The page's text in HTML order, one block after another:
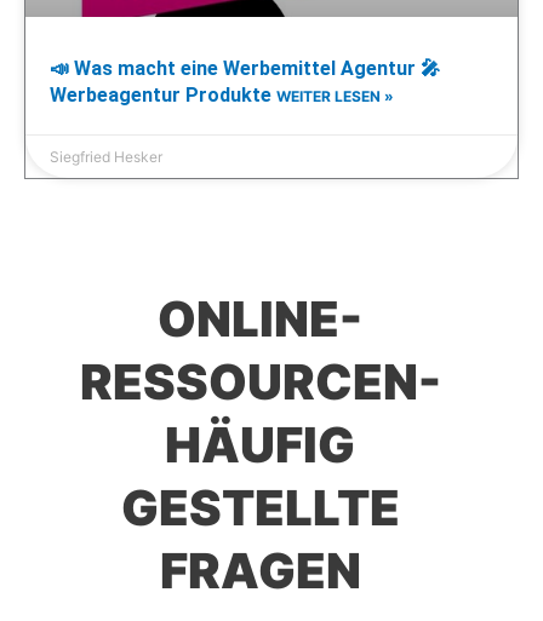
📣 Was macht eine Werbemittel Agentur 🎤
Werbeagentur Produkte WEITER LESEN »
Siegfried Hesker
ONLINE-
RESSOURCEN-
HÄUFIG
GESTELLTE
FRAGEN